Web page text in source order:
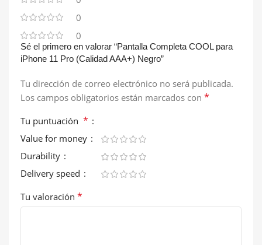
0
0
Sé el primero en valorar “Pantalla Completa COOL para
iPhone 11 Pro (Calidad AAA+) Negro”
Tu dirección de correo electrónico no será publicada.
Los campos obligatorios están marcados con *
Tu puntuación *
Value for money
Durability
Delivery speed
Tu valoración *